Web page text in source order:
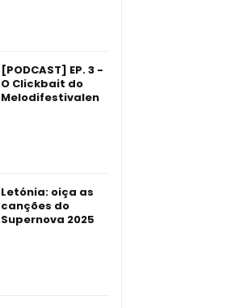
[PODCAST] EP. 3 -
O Clickbait do
Melodifestivalen
Letónia: oiça as
canções do
Supernova 2025